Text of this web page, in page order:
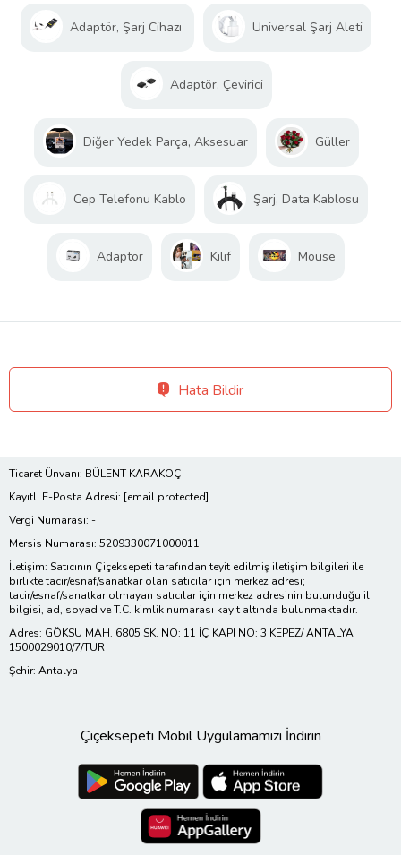
Adaptör, Şarj Cihazı Universal Şarj Aleti
Adaptör, Çevirici
Diğer Yedek Parça, Aksesuar Güller
Cep Telefonu Kablo Şarj, Data Kablosu
Adaptör Kılıf Mouse
Hata Bildir
Ticaret Ünvanı: BÜLENT KARAKOÇ
Kayıtlı E-Posta Adresi: [email protected]
Vergi Numarası: -
Mersis Numarası: 5209330071000011
İletişim: Satıcının Çiçeksepeti tarafından teyit edilmiş iletişim bilgileri ile
birlikte tacir/esnaf/sanatkar olan satıcılar için merkez adresi;
tacir/esnaf/sanatkar olmayan satıcılar için merkez adresinin bulunduğu il
bilgisi, ad, soyad ve T.C. kimlik numarası kayıt altında bulunmaktadır.
Adres: GÖKSU MAH. 6805 SK. NO: 11 İÇ KAPI NO: 3 KEPEZ/ ANTALYA
1500029010/7/TUR
Şehir: Antalya
Çiçeksepeti Mobil Uygulamamızı İndirin